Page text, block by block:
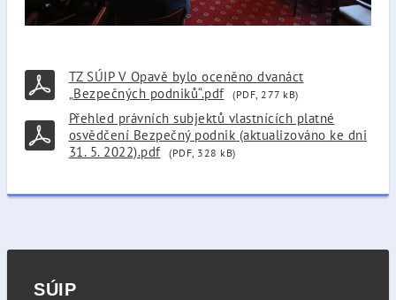
TZ SÚIP V Opavě bylo oceněno dvanáct
„Bezpečných podniků“.pdf
(PDF, 277 kB)
Přehled právních subjektů vlastnících platné
osvědčení Bezpečný podnik (aktualizováno ke dni
31. 5. 2022).pdf
(PDF, 328 kB)
SÚIP